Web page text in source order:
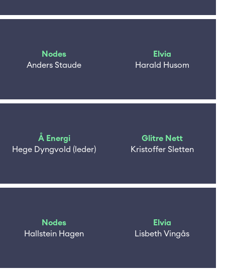
Nodes
Anders Staude
Elvia
Harald Husom
Å Energi
Hege Dyngvold (leder)
Glitre Nett
Kristoffer Sletten
Nodes
Hallstein Hagen
Elvia
Lisbeth Vingås